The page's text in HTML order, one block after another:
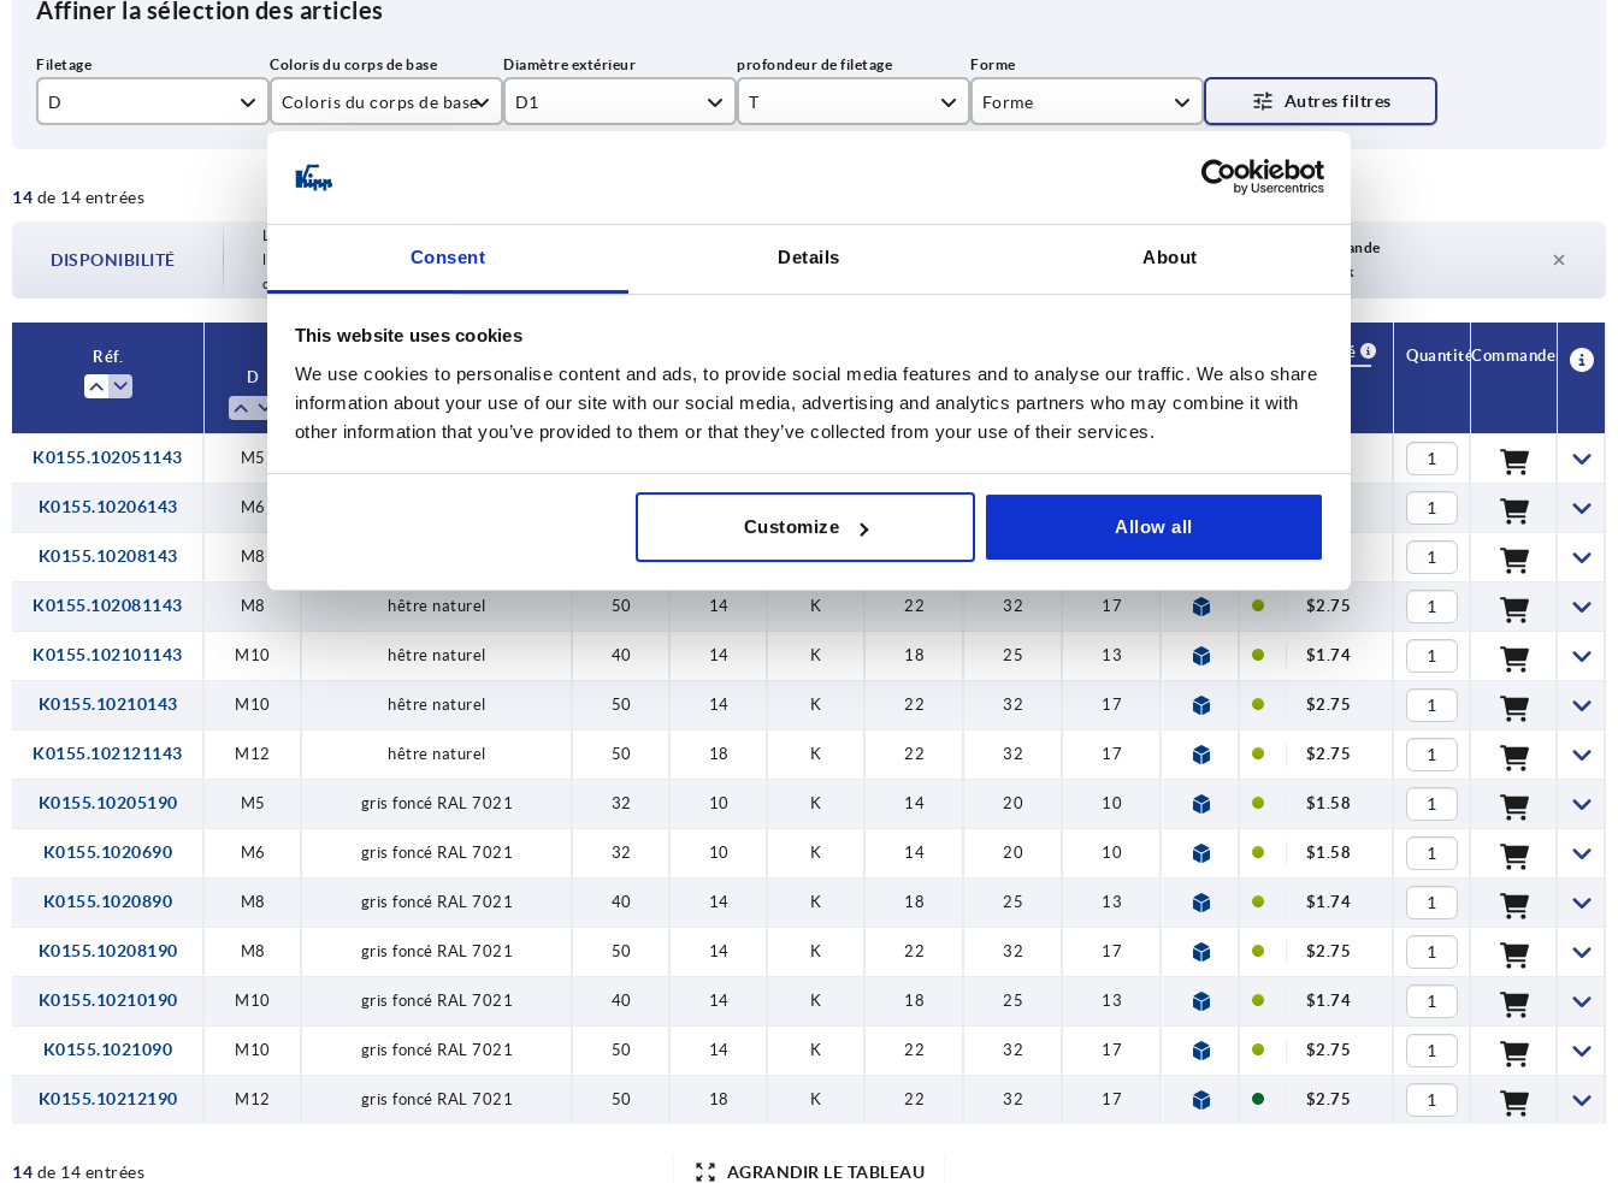
Consent Details About
This website uses cookies
We use cookies to personalise content and ads, to provide social media features and to analyse our traffic. We also share
information about your use of our site with our social media, advertising and analytics partners who may combine it with
other information that you’ve provided to them or that they’ve collected from your use of their services.
Customize Allow all
Affiner la sélection des articles
D
M6
M10
Coloris du corps de base D1 T Forme
14 de 14 entrées
DISPONIBILITÉ
Les disponibilités sont mises à jour plusieurs fois par jour à intervalles réguliers. Lors de
l’étape finale, avant de finaliser votre commande, vous connaîtrez la date d’expédition
confirmée.
Délai de livraison sur demande
Actuellement pas en stock
Réf.
D
Coloris du corps de base D1 T Forme D8 H H3
Disponibilité
Prix
QuantitéCommander
K0155.102051143 M5
K0155.10206143 M6
K0155.10208143 M8 14 K 18 25 13 $1.74
K0155.102081143 M8 hêtre naturel 50 14 K 22 32 17 $2.75
K0155.102101143 M10 hêtre naturel 40 14 K 18 25 13 $1.74
K0155.10210143 M10 hêtre naturel 50 14 K 22 32 17 $2.75
K0155.102121143 M12 hêtre naturel 50 18 K 22 32 17 $2.75
K0155.10205190 M5 gris foncé RAL 7021 32 10 K 14 20 10 $1.58
K0155.1020690 M6 gris foncé RAL 7021 32 10 K 14 20 10 $1.58
K0155.1020890 M8 gris foncé RAL 7021 40 14 K 18 25 13 $1.74
K0155.10208190 M8 gris foncé RAL 7021 50 14 K 22 32 17 $2.75
K0155.10210190 M10 gris foncé RAL 7021 40 14 K 18 25 13 $1.74
K0155.1021090 M10 gris foncé RAL 7021 50 14 K 22 32 17 $2.75
K0155.10212190 M12 gris foncé RAL 7021 50 18 K 22 32 17 $2.75
14 de 14 entrées AGRANDIR LE TABLEAU